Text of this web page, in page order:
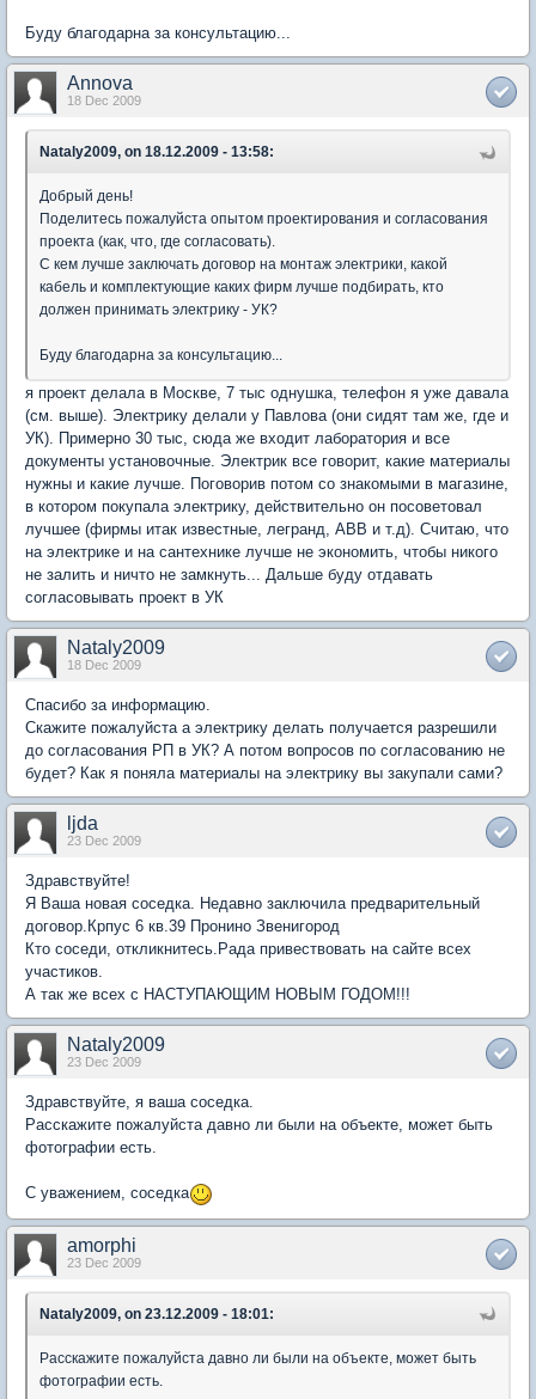
Буду благодарна за консультацию...
Annova
18 Dec 2009
Nataly2009, on 18.12.2009 - 13:58:
Добрый день!
Поделитесь пожалуйста опытом проектирования и согласования
проекта (как, что, где согласовать).
С кем лучше заключать договор на монтаж электрики, какой
кабель и комплектующие каких фирм лучше подбирать, кто
должен принимать электрику - УК?
Буду благодарна за консультацию...
я проект делала в Москве, 7 тыс однушка, телефон я уже давала
(см. выше). Электрику делали у Павлова (они сидят там же, где и
УК). Примерно 30 тыс, сюда же входит лаборатория и все
документы установочные. Электрик все говорит, какие материалы
нужны и какие лучше. Поговорив потом со знакомыми в магазине,
в котором покупала электрику, действительно он посоветовал
лучшее (фирмы итак известные, легранд, АВВ и т.д). Считаю, что
на электрике и на сантехнике лучше не экономить, чтобы никого
не залить и ничто не замкнуть... Дальше буду отдавать
согласовывать проект в УК
Nataly2009
18 Dec 2009
Cпасибо за информацию.
Скажите пожалуйста а электрику делать получается разрешили
до согласования РП в УК? А потом вопросов по согласованию не
будет? Как я поняла материалы на электрику вы закупали сами?
ljda
23 Dec 2009
Здравствуйте!
Я Ваша новая соседка. Недавно заключила предварительный
договор.Крпус 6 кв.39 Пронино Звенигород
Кто соседи, откликнитесь.Рада привествовать на сайте всех
участиков.
А так же всех с НАСТУПАЮЩИМ НОВЫМ ГОДОМ!!!
Nataly2009
23 Dec 2009
Здравствуйте, я ваша соседка.
Расскажите пожалуйста давно ли были на объекте, может быть
фотографии есть.
С уважением, соседка
amorphi
23 Dec 2009
Nataly2009, on 23.12.2009 - 18:01:
Расскажите пожалуйста давно ли были на объекте, может быть
фотографии есть.